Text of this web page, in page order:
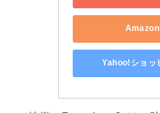
Amazon
Yahoo!ショッ